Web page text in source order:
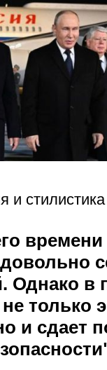
и
Однако в
не только
и сдает